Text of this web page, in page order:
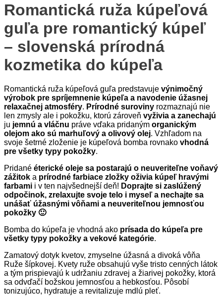
Romantická ruža kúpeľová
guľa pre romantický kúpeľ
– slovenská prírodná
kozmetika do kúpeľa
Romantická ruža kúpeľová guľa predstavuje výnimočný
výrobok pre spríjemnenie kúpeľa a navodenie úžasnej
relaxačnej atmosféry. Prírodné suroviny rozmaznajú nie
len zmysly ale i pokožku, ktorú zároveň vyživia a zanechajú
ju jemnú a vláčnu práve vďaka pridaným organickým
olejom ako sú marhuľový a olivový olej. Vzhľadom na
svoje šetrné zloženie je kúpeľová bomba rovnako vhodná
pre všetky typy pokožky.
Pridané éterické oleje sa postarajú o neuveriteľne voňavý
zážitok a prírodné farbiace zložky oživia kúpeľ hravými
farbami i v ten najvšednejší deň! Doprajte si zaslúžený
odpočinok, zrelaxujte svoje telo i myseľ a nechajte sa
unášať úžasnými vôňami a neuveriteľnou jemnosťou
pokožky 🙂
Bomba do kúpeľa je vhodná ako prísada do kúpeľa pre
všetky typy pokožky a vekové kategórie.
Zamatový dotyk kvetov, zmyselne úžasná a divoká vôňa
Ruže šípkovej. Kvety ruže obsahujú vyše tristo cenných látok
a tým prispievajú k udržaniu zdravej a žiarivej pokožky, ktorá
sa odvďačí božskou jemnosťou a hebkosťou. Pôsobí
tonizujúco, hydratuje a revitalizuje mdlú pleť.